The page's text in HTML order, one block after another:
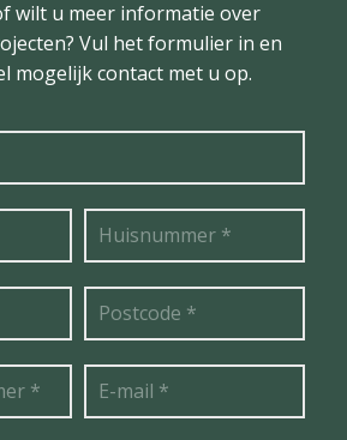
wilt u meer informatie over
Vul het formulier in en
mogelijk contact met u op.